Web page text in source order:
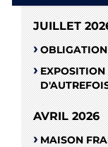
JUILLET
EXPOSITION
AVRIL 2026
MAISON